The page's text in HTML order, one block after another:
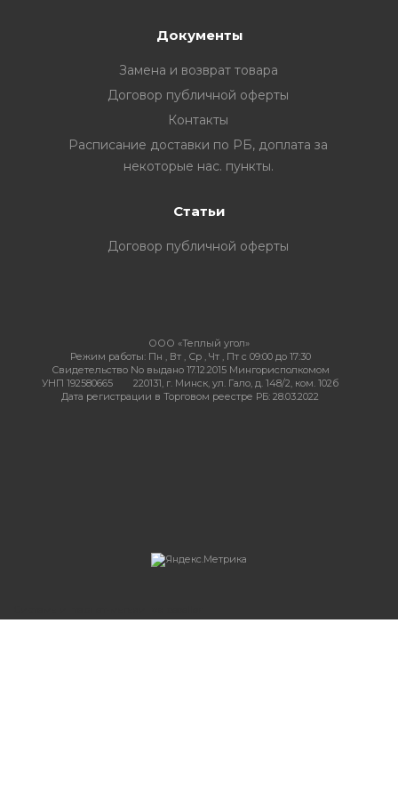
Документы
Замена и возврат товара
Договор публичной оферты
Контакты
Расписание доставки по РБ, доплата за
некоторые нас. пункты.
Статьи
Договор публичной оферты
ООО «Теплый угол»
Режим работы: Пн , Вт , Ср , Чт , Пт c 09:00 до 17:30
Свидетельство No выдано 17.12.2015 Мингорисполкомом
УНП 192580665
220131, г. Минск, ул. Гало, д. 148/2, ком. 102б
Дата регистрации в Торговом реестре РБ: 28.03.2022